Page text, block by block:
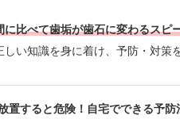
比べて歯垢が歯石に変わるスピ
い知識を身に着け、予防・対策
置すると危険！自宅でできる予